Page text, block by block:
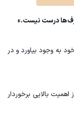
درست نیست.»
به وجود بیاورد و در
بالایی برخوردار